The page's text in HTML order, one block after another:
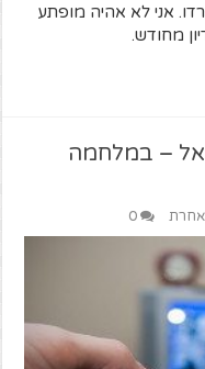
אני לא אהיה מופתע
מחודש.
– במלחמה
אחרת 0